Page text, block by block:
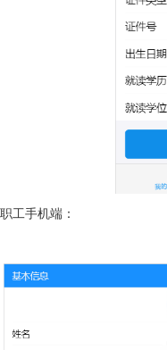
工手机端：